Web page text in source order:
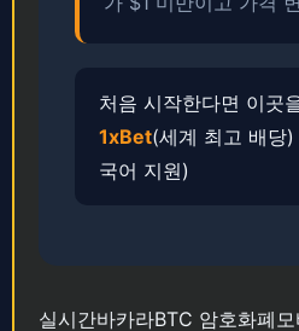
처음 시작한다면 이곳
1xBet(세계 최고 배당
국어 지원)
실시간바카라BTC 암호화폐